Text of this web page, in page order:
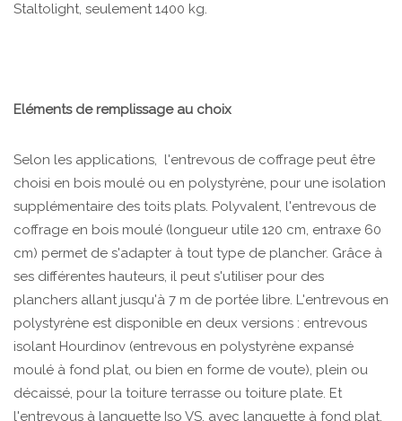
Staltolight, seulement 1400 kg.
Eléments de remplissage au choix
Selon les applications, l'entrevous de coffrage peut être
choisi en bois moulé ou en polystyrène, pour une isolation
supplémentaire des toits plats. Polyvalent, l'entrevous de
coffrage en bois moulé (longueur utile 120 cm, entraxe 60
cm) permet de s'adapter à tout type de plancher. Grâce à
ses différentes hauteurs, il peut s'utiliser pour des
planchers allant jusqu'à 7 m de portée libre. L'entrevous en
polystyrène est disponible en deux versions : entrevous
isolant Hourdinov (entrevous en polystyrène expansé
moulé à fond plat, ou bien en forme de voute), plein ou
décaissé, pour la toiture terrasse ou toiture plate. Et
l'entrevous à languette Iso VS, avec languette à fond plat,